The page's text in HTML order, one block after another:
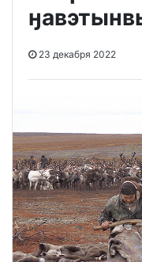
23 декабря 2022